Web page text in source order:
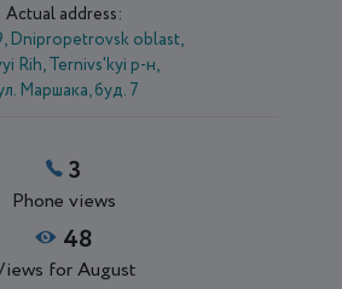
Actual address:
Dnipropetrovsk oblast,
Rih, Ternivs'kyi р-н,
Маршака, буд. 7
3
Phone views
48
for August